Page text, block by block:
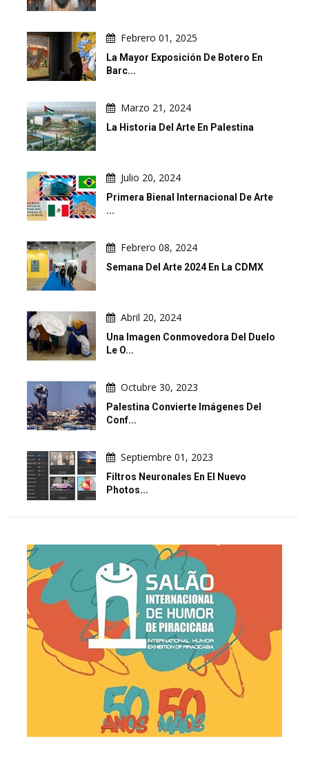
Febrero 01, 2025
La Mayor Exposición De Botero En
Barc...
Marzo 21, 2024
La Historia Del Arte En Palestina
Julio 20, 2024
Primera Bienal Internacional De Arte
...
Febrero 08, 2024
Semana Del Arte 2024 En La CDMX
Abril 20, 2024
Una Imagen Conmovedora Del Duelo
Le O...
Octubre 30, 2023
Palestina Convierte Imágenes Del
Conf...
Septiembre 01, 2023
Filtros Neuronales En El Nuevo
Photos...